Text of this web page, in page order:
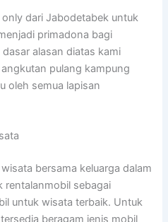
dari Jabodetabek untuk
primadona bagi
alasan diatas kami
pulang kampung
oleh semua lapisan
bersama keluarga dalam
rentalanmobil sebagai
untuk wisata terbaik. Untuk
beragam jenis mobil